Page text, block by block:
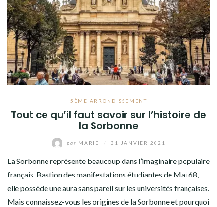
5ÈME ARRONDISSEMENT
Tout ce qu’il faut savoir sur l’histoire de
la Sorbonne
par MARIE 31 JANVIER 2021
La Sorbonne représente beaucoup dans l’imaginaire populaire
français. Bastion des manifestations étudiantes de Mai 68,
elle possède une aura sans pareil sur les universités françaises.
Mais connaissez-vous les origines de la Sorbonne et pourquoi